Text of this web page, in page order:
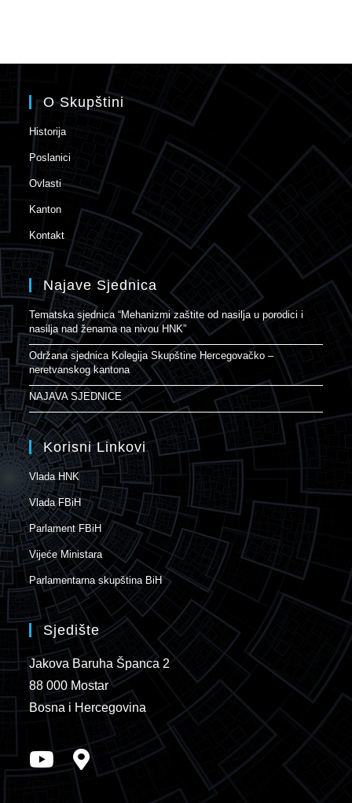
O Skupštini
Historija
Poslanici
Ovlasti
Kanton
Kontakt
Najave Sjednica
Tematska sjednica “Mehanizmi zaštite od nasilja u porodici i
nasilja nad ženama na nivou HNK”
Održana sjednica Kolegija Skupštine Hercegovačko –
neretvanskog kantona
NAJAVA SJEDNICE
Korisni Linkovi
Vlada HNK
Vlada FBiH
Parlament FBiH
Vijeće Ministara
Parlamentarna skupština BiH
Sjedište
Jakova Baruha Španca 2
88 000 Mostar
Bosna i Hercegovina